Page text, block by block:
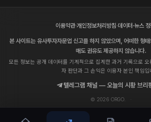
이용약관·개인정보처리방침·데이터·뉴스
본 사이트는 유사투자자문업 신고를 하지 않았으며, 어떠한 형
매도 권유도 제공하지 않습니다.
모든 정보는 공개 데이터를 기계적으로 집계한 과거 기록으로 오
자 판단과 그 손익은 이용자 본인 책임입
텔레그램 채널 — 오늘의 시황 브리
© 2026 ORGO. ·